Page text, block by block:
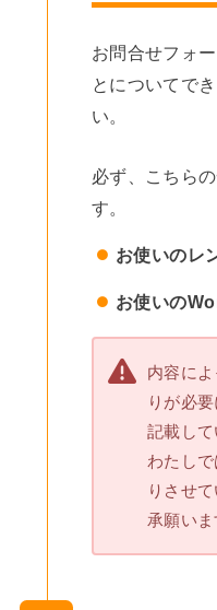
お問合せフォ
とについてで
い。
必ず、こちら
す。
お使いのレ
お使いの
内容に
りが必
記載して
わたし
りさせ
承願い